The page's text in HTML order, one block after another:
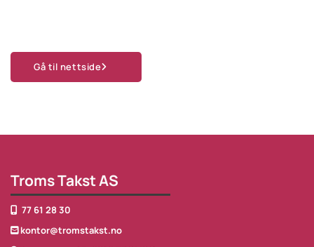
Gå til nettside
Troms Takst AS
 77 61 28 30
 kontor@tromstakst.no